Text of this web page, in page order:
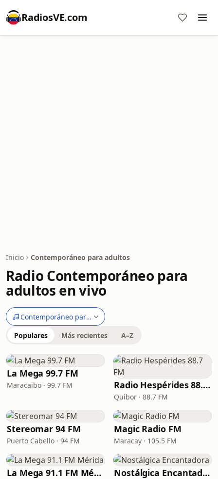
RadiosVE.com
Inicio Contemporáneo para adultos
Radio Contemporáneo para
adultos en vivo
Contemporáneo para adultos
Populares Más recientes A–Z
La Mega 99.7 FM
Maracaibo · 99.7 FM Radio Hespérides 88.7 FM
Quíbor · 88.7 FM
Stereomar 94 FM
Puerto Cabello · 94 FM
Magic Radio FM
Maracay · 105.5 FM
La Mega 91.1 FM Mérida Nostálgica Encantadora